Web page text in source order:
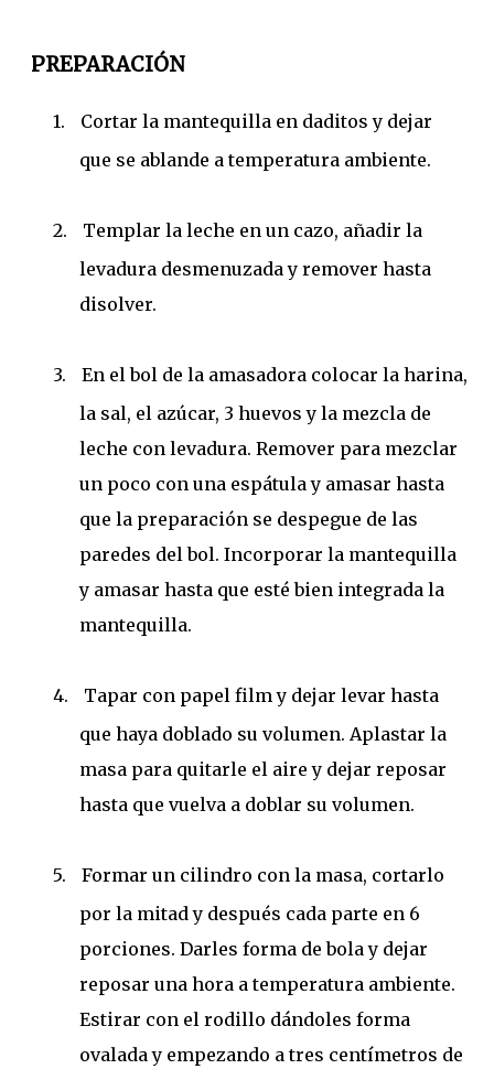
PREPARACIÓN
1.
Cortar la mantequilla en daditos y dejar
que se ablande a temperatura ambiente.
2.
Templar la leche en un cazo, añadir la
levadura desmenuzada y remover hasta
disolver.
3.
En el bol de la amasadora colocar la harina,
la sal, el azúcar, 3 huevos y la mezcla de
leche con levadura. Remover para mezclar
un poco con una espátula y amasar hasta
que la preparación se despegue de las
paredes del bol. Incorporar la mantequilla
y amasar hasta que esté bien integrada la
mantequilla.
4.
Tapar con papel film y dejar levar hasta
que haya doblado su volumen. Aplastar la
masa para quitarle el aire y dejar reposar
hasta que vuelva a doblar su volumen.
5.
Formar un cilindro con la masa, cortarlo
por la mitad y después cada parte en 6
porciones. Darles forma de bola y dejar
reposar una hora a temperatura ambiente.
Estirar con el rodillo dándoles forma
ovalada y empezando a tres centímetros de